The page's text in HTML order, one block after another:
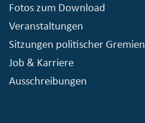
Fotos zum Download
Veranstaltungen
Sitzungen politischer Gremien
Job & Karriere
Ausschreibungen